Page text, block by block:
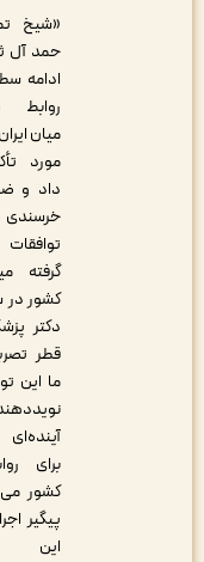
«شیخ تمیم بن
حمد آل ثانی» در
ادامه سطح عالی
روابط دوجانبه
میان ایران و قطر را
مورد تأکید قرار
داد و ضمن ابراز
خرسندی از
توافقات صورت
گرفته میان دو
کشور در سفر اخیر
دکتر پزشکیان به
قطر تصریح کرد‌:
ما این توافقات را
نویددهنده
آینده‌ای روشن
برای روابط دو
کشور می‌دانیم و
پیگیر اجرای کامل
این توافقات